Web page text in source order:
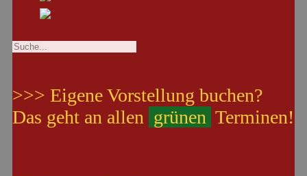
>>> Eigene Vorstellung buchen?
Das geht an allen grünen Terminen!